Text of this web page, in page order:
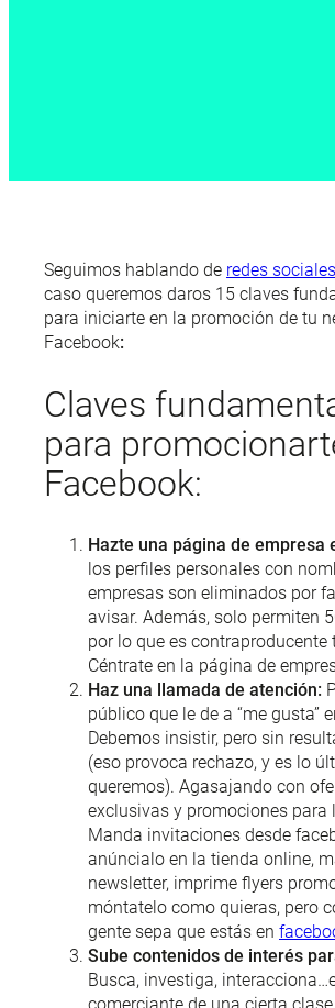
Seguimos hablando de redes sociales
caso queremos daros 15 claves
para iniciarte en la promoción de tu
Facebook:
Claves
para
Facebook:
Hazte una página de empresa
los perfiles personales con
empresas son eliminados por
avisar. Además, solo permiten
por lo que es contraproducente
Céntrate en la página de
Haz una llamada de atención:
público que le de a “me gusta”
Debemos insistir, pero sin
(eso provoca rechazo, y es lo
queremos). Agasajando con
exclusivas y promociones para
Manda invitaciones desde
anúncialo en la tienda online,
newsletter, imprime flyers
móntatelo como quieras, pero
gente sepa que estás en
Sube contenidos de interés
Busca, investiga,
comerciante de una cierta